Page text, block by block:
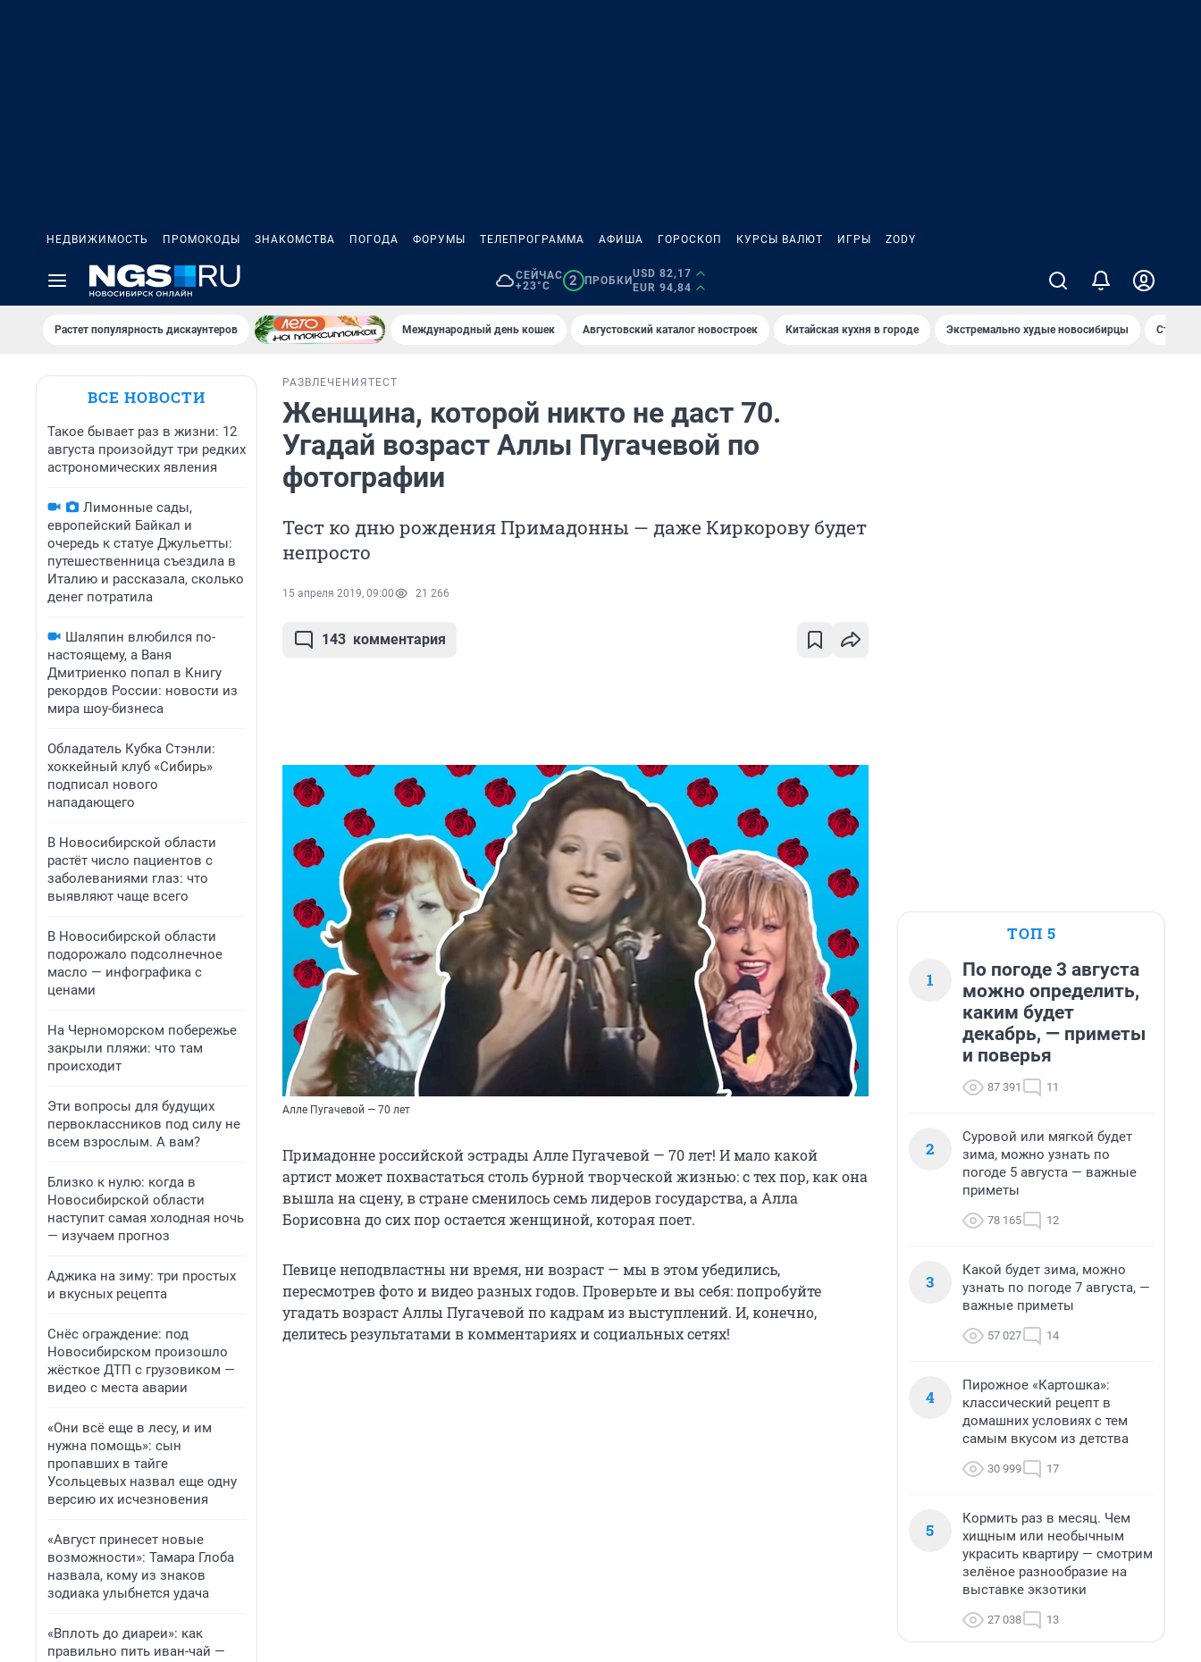
НЕДВИЖИМОСТЬ ПРОМОКОДЫ ЗНАКОМСТВА ПОГОДА ФОРУМЫ ТЕЛЕПРОГРАММА АФИША ГОРОСКОП КУРСЫ ВАЛЮТ ИГРЫ ZODY
СЕЙЧАС
+23°C
2 ПРОБКИ
USD 82,17
EUR 94,84
Растет популярность дискаунтеров Международный день кошек Августовский каталог новостроек Китайская кухня в городе Экстремально худые новосибирцы Старт
ВСЕ НОВОСТИ
Такое бывает раз в жизни: 12
августа произойдут три редких
астрономических явления
Лимонные сады,
европейский Байкал и
очередь к статуе Джульетты:
путешественница съездила в
Италию и рассказала, сколько
денег потратила
Шаляпин влюбился по-
настоящему, а Ваня
Дмитриенко попал в Книгу
рекордов России: новости из
мира шоу-бизнеса
Обладатель Кубка Стэнли:
хоккейный клуб «Сибирь»
подписал нового
нападающего
В Новосибирской области
растёт число пациентов с
заболеваниями глаз: что
выявляют чаще всего
В Новосибирской области
подорожало подсолнечное
масло — инфографика с
ценами
На Черноморском побережье
закрыли пляжи: что там
происходит
Эти вопросы для будущих
первоклассников под силу не
всем взрослым. А вам?
Близко к нулю: когда в
Новосибирской области
наступит самая холодная ночь
— изучаем прогноз
Аджика на зиму: три простых
и вкусных рецепта
Снёс ограждение: под
Новосибирском произошло
жёсткое ДТП с грузовиком —
видео с места аварии
«Они всё еще в лесу, и им
нужна помощь»: сын
пропавших в тайге
Усольцевых назвал еще одну
версию их исчезновения
«Август принесет новые
возможности»: Тамара Глоба
назвала, кому из знаков
зодиака улыбнется удача
«Вплоть до диареи»: как
правильно пить иван-чай —
РАЗВЛЕЧЕНИЯ ТЕСТ
Женщина, которой никто не даст 70.
Угадай возраст Аллы Пугачевой по
фотографии
Тест ко дню рождения Примадонны — даже Киркорову будет
непросто
15 апреля 2019, 09:00 21 266
143 комментария
Алле Пугачевой — 70 лет
Примадонне российской эстрады Алле Пугачевой — 70 лет! И мало какой
артист может похвастаться столь бурной творческой жизнью: с тех пор, как она
вышла на сцену, в стране сменилось семь лидеров государства, а Алла
Борисовна до сих пор остается женщиной, которая поет.
Певице неподвластны ни время, ни возраст — мы в этом убедились,
пересмотрев фото и видео разных годов. Проверьте и вы себя: попробуйте
угадать возраст Аллы Пугачевой по кадрам из выступлений. И, конечно,
делитесь результатами в комментариях и социальных сетях!
ТОП 5
1
По погоде 3 августа
можно определить,
каким будет
декабрь, — приметы
и поверья
87 391 11
2
Суровой или мягкой будет
зима, можно узнать по
погоде 5 августа — важные
приметы
78 165 12
3
Какой будет зима, можно
узнать по погоде 7 августа, —
важные приметы
57 027 14
4
Пирожное «Картошка»:
классический рецепт в
домашних условиях с тем
самым вкусом из детства
30 999 17
5
Кормить раз в месяц. Чем
хищным или необычным
украсить квартиру — смотрим
зелёное разнообразие на
выставке экзотики
27 038 13